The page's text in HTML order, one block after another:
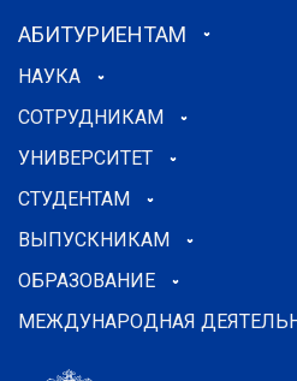
АБИТУРИЕНТАМ
НАУКА
СОТРУДНИКАМ
УНИВЕРСИТЕТ
СТУДЕНТАМ
ВЫПУСКНИКАМ
ОБРАЗОВАНИЕ
МЕЖДУНАРОДНАЯ